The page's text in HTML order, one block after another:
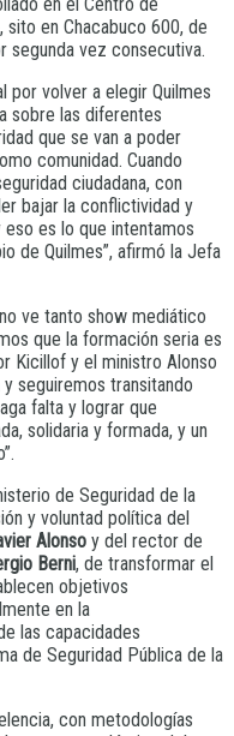
sito en Chacabuco 600, de
segunda vez consecutiva.
por volver a elegir Quilmes
sobre las diferentes
que se van a poder
comunidad. Cuando
ciudadana, con
bajar la conflictividad y
es lo que intentamos
de Quilmes”, afirmó la Jefa
ve tanto show mediático
que la formación seria es
Kicillof y el ministro Alonso
seguiremos transitando
falta y lograr que
solidaria y formada, y un
de Seguridad de la
y voluntad política del
Alonso y del rector de
Berni, de transformar el
objetivos
en la
las capacidades
de Seguridad Pública de la
con metodologías